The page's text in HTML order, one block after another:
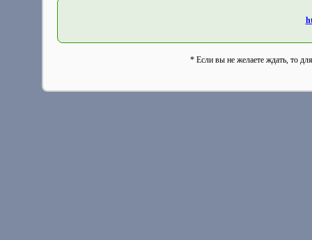
* Если вы не желаете ждать, то